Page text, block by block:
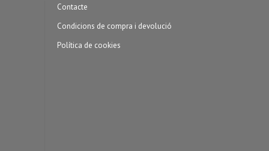
Contacte
Condicions de compra i devolució
Política de cookies